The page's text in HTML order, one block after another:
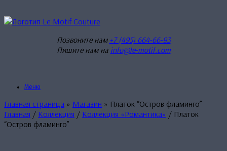
к
Позвоните нам +7 (495) 664-66-93
Пишите нам на info@le-motif.com
Меню
Главная страница » Магазин » Платок “Остров фламинго”
Главная / Коллекция / Коллекция «Романтика» / Платок
“Остров фламинго”